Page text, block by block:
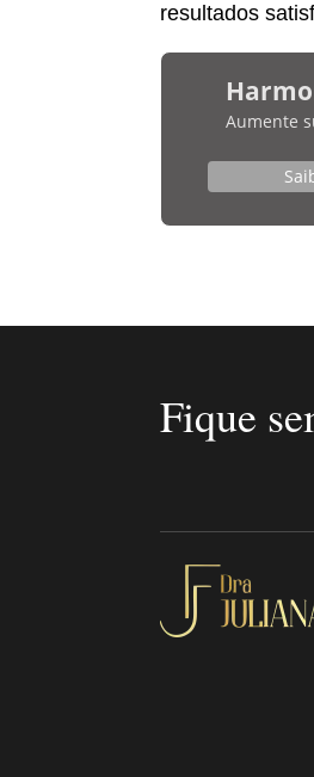
resultados
Aumente
Fique